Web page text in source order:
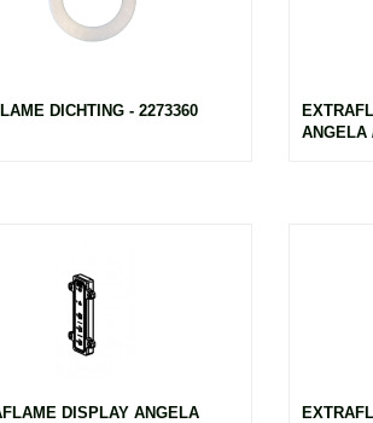
DICHTING - 2273360
ANGELA
DISPLAY ANGELA